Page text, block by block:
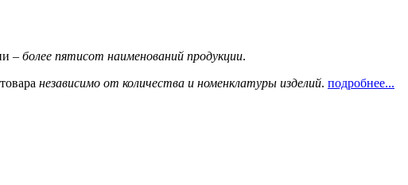
– более пятисот наименований продукции.
независимо от количества и номенклатуры изделий. подробнее...